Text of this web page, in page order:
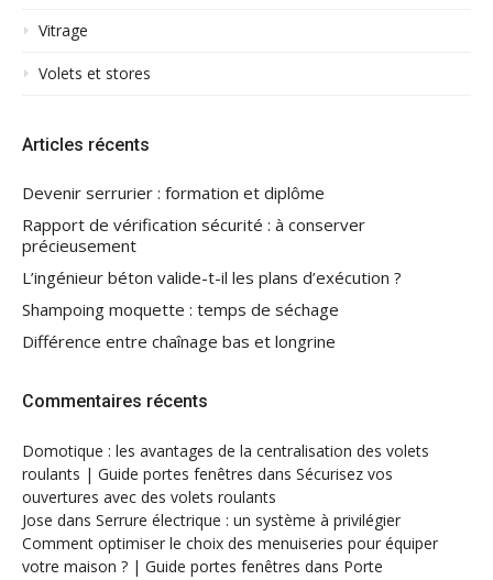
Vitrage
Volets et stores
Articles récents
Devenir serrurier : formation et diplôme
Rapport de vérification sécurité : à conserver
précieusement
L’ingénieur béton valide-t-il les plans d’exécution ?
Shampoing moquette : temps de séchage
Différence entre chaînage bas et longrine
Commentaires récents
Domotique : les avantages de la centralisation des volets
roulants | Guide portes fenêtres dans Sécurisez vos
ouvertures avec des volets roulants
Jose dans Serrure électrique : un système à privilégier
Comment optimiser le choix des menuiseries pour équiper
votre maison ? | Guide portes fenêtres dans Porte